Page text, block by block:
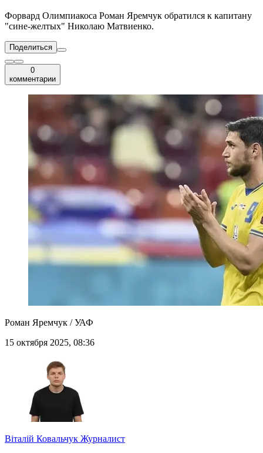
Форвард Олимпиакоса Роман Яремчук обратился к капитану
"сине-желтых" Николаю Матвиенко.
Поделиться
0
комментарии
Роман Яремчук / УАФ
15 октября 2025, 08:36
Віталій Ковальчук Журналист